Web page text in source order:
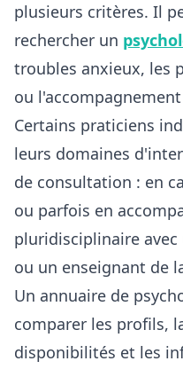
plusieurs critères. Il
rechercher un
troubles anxieux, les
ou
Certains praticiens
leurs domaines
de consultation : en
ou parfois en
pluridisciplinaire
ou un enseignant de
Un annuaire de
comparer les profils,
disponibilités et les